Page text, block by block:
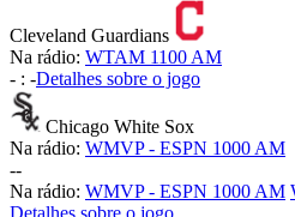
Cleveland Guardians
Na rádio: WTAM 1100 AM
- : -Detalhes sobre o jogo
Chicago White Sox
Na rádio: WMVP - ESPN 1000 AM
--
Na rádio: WMVP - ESPN 1000 AM